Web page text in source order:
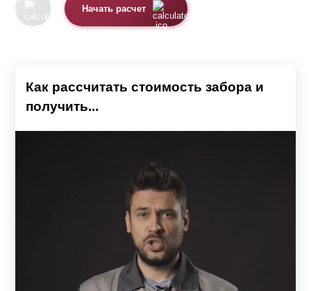
Начать расчет
Как рассчитать стоимость забора и
получить...